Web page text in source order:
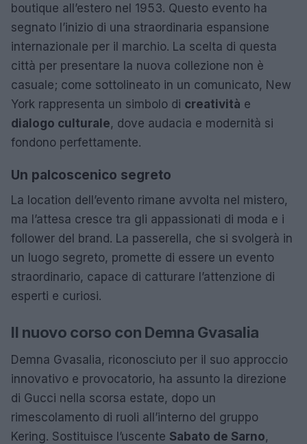
boutique all’estero nel 1953. Questo evento ha
segnato l’inizio di una straordinaria espansione
internazionale per il marchio. La scelta di questa
città per presentare la nuova collezione non è
casuale; come sottolineato in un comunicato, New
York rappresenta un simbolo di creatività e
dialogo culturale, dove audacia e modernità si
fondono perfettamente.
Un palcoscenico segreto
La location dell’evento rimane avvolta nel mistero,
ma l’attesa cresce tra gli appassionati di moda e i
follower del brand. La passerella, che si svolgerà in
un luogo segreto, promette di essere un evento
straordinario, capace di catturare l’attenzione di
esperti e curiosi.
Il nuovo corso con Demna Gvasalia
Demna Gvasalia, riconosciuto per il suo approccio
innovativo e provocatorio, ha assunto la direzione
di Gucci nella scorsa estate, dopo un
rimescolamento di ruoli all’interno del gruppo
Kering. Sostituisce l’uscente Sabato de Sarno,